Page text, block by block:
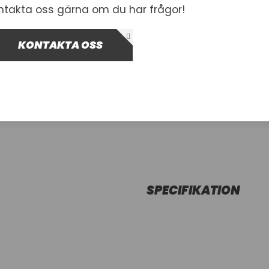
I lager
SPECIFIKATION
oss gärna om du har frågor!
KONTAKTA OSS